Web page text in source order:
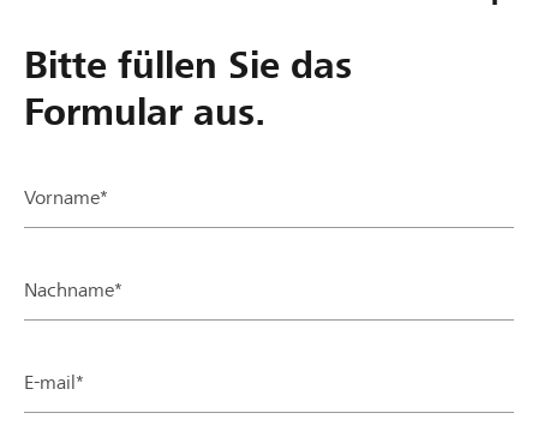
Bitte füllen Sie das
Formular aus.
Vorname*
Nachname*
E-mail*